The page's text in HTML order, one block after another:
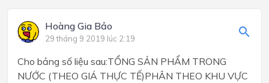
Hoàng Gia Bảo
29 tháng 9 2019 lúc 2:19
Cho bảng số liệu sau:TỔNG SẢN PHẨM TRONG
NƯỚC (THEO GIÁ THỰC TẾ)PHÂN THEO KHU VỰC